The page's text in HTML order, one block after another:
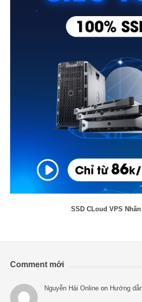
SSD CLoud VPS Nhân
Comment mới
Nguyễn Hải Online on Hướng